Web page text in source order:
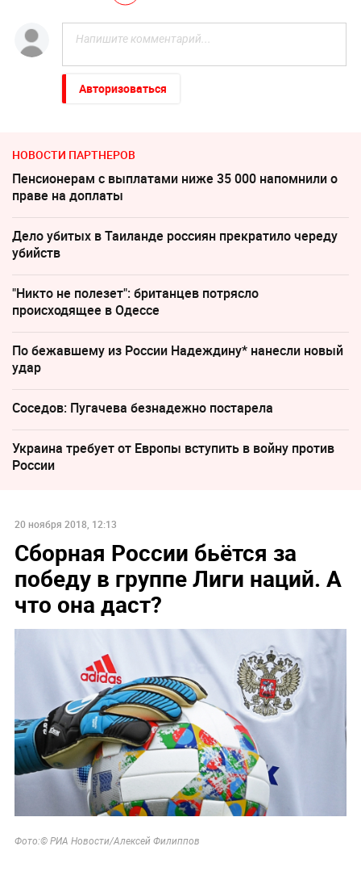
Авторизоваться
НОВОСТИ ПАРТНЕРОВ
Пенсионерам с выплатами ниже 35 000 напомнили о
праве на доплаты
Дело убитых в Таиланде россиян прекратило череду
убийств
"Никто не полезет": британцев потрясло
происходящее в Одессе
По бежавшему из России Надеждину* нанесли новый
удар
Соседов: Пугачева безнадежно постарела
Украина требует от Европы вступить в войну против
России
20 ноября 2018, 12:13
Сборная России бьётся за
победу в группе Лиги наций. А
что она даст?
Фото:© РИА Новости/Алексей Филиппов